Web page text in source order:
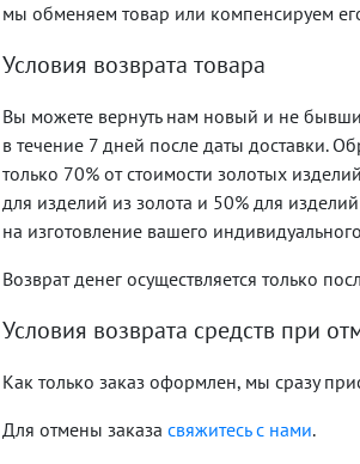
мы обменяем товар или компенсируем
Условия возврата товара
Вы можете вернуть нам новый и не
в течение 7 дней после даты доставки.
только 70% от стоимости золотых
для изделий из золота и 50% для
на изготовление вашего
Возврат денег осуществляется только
Условия возврата средств при
Как только заказ оформлен, мы сразу
Для отмены заказа свяжитесь с нами.